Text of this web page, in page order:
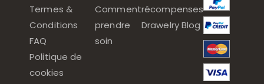
Termes &
Conditions
FAQ
Politique de
cookies
Comment
prendre
soin
récompenses
Drawelry Blog